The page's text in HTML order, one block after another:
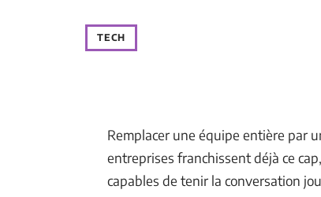
TECH
Remplacer une équipe entière par
entreprises franchissent déjà ce
capables de tenir la conversation